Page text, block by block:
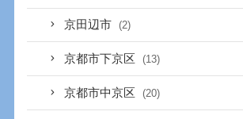
京田辺市 (2)
京都市下京区 (13)
京都市中京区 (20)